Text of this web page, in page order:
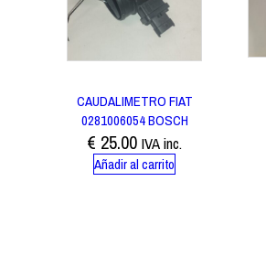
CAUDALIMETRO FIAT
0281006054 BOSCH
€ 25.00 IVA inc.
Añadir al carrito